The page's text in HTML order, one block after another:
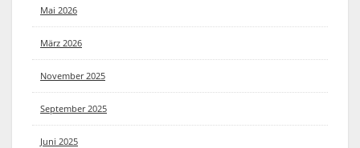
Mai 2026
März 2026
November 2025
September 2025
Juni 2025